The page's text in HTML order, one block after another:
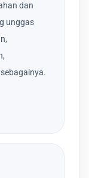
dan
unggas